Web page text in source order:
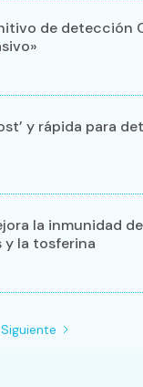
de detección
y rápida para
la inmunidad de
y la tosferina
Siguiente